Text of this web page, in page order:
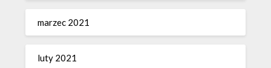
marzec 2021
luty 2021